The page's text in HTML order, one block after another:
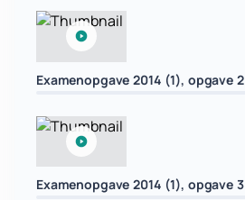
Examenopgave 2014 (1), opgave 2
Examenopgave 2014 (1), opgave 3